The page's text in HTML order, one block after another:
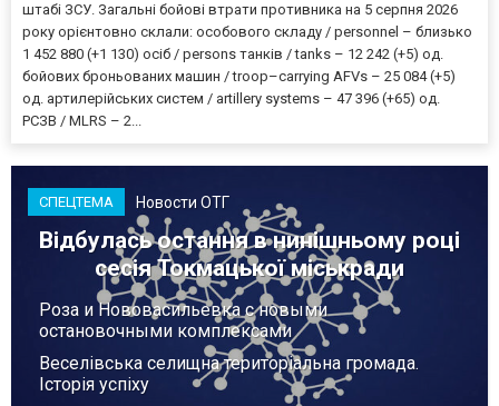
штабі ЗСУ. Загальні бойові втрати противника на 5 серпня 2026
року орієнтовно склали: особового складу / personnel – близько
1 452 880 (+1 130) осіб / persons танків / tanks – 12 242 (+5) од.
бойових броньованих машин / troop–carrying AFVs – 25 084 (+5)
од. артилерійських систем / artillery systems – 47 396 (+65) од.
РСЗВ / MLRS – 2...
СПЕЦТЕМА Новости ОТГ
Відбулась остання в нинішньому році
сесія Токмацької міськради
Роза и Нововасильевка с новыми
остановочными комплексами
Веселівська селищна територіальна громада.
Історія успіху